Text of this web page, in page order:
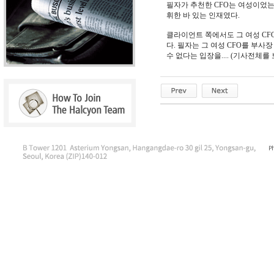
필자가 추천한 CFO는 여성이었
휘한 바 있는 인재였다.
클라이언트 쪽에서도 그 여성
다. 필자는 그 여성 CFO를 부사
수 없다는 입장을.... (기사전체를